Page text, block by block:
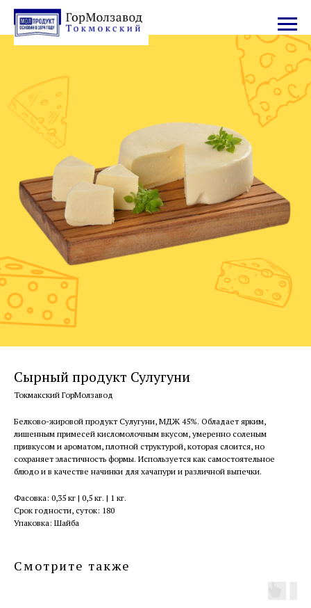
Сырный продукт Сулугуни
Токмакский ГорМолзавод
Белково-жировой продукт Сулугуни, МДЖ 45%. Обладает ярким,
лишенным примесей кисломолочным вкусом, умеренно соленым
привкусом и ароматом, плотной структурой, которая слоится, но
сохраняет эластичность формы. Используется как самостоятельное
блюдо и в качестве начинки для хачапури и различной выпечки.
Фасовка: 0,35 кг | 0,5 кг. | 1 кг.
Срок годности, суток: 180
Упаковка: Шайба
Смотрите также